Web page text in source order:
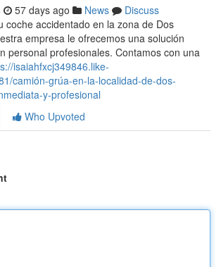
57 days ago News
Discuss
coche accidentado en la zona de Dos
empresa le ofrecemos una solución
personal profesionales. Contamos con una
isaiahfxcj349846.like-
camión-grúa-en-la-localidad-de-dos-
y-profesional
Who Upvoted